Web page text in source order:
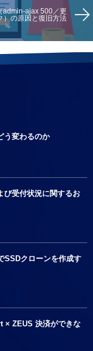
admin-ajax 500／更
）の原因と復旧方法
う変わるのか
び受付状況に関するお
SSDクローンを作成す
× ZEUS 決済ができな